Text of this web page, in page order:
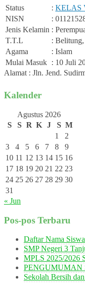
Status : KELAS
NISN
:
Jenis Kelamin :
T.T.L
: Belitung,
Agama
: Islam
Mulai Masuk : 10 Juli
Alamat : Jln. Jend.
Kalender
Agustus 2026
S
S R K J S M
1
2
3
4 5 6 7 8
9
10 11 12 13 14 15 16
17 18 19 20 21 22 23
24 25 26 27 28 29 30
31
« Jun
Pos-pos Terbaru
Daftar Nama
SMP Negeri 3
MPLS 2025/2026
PENGUMUMAN
Sekolah Bersih